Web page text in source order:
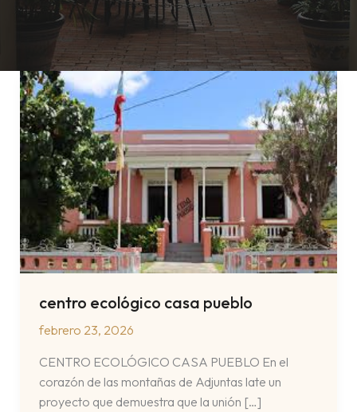
centro ecológico casa pueblo
febrero 23, 2026
CENTRO ECOLÓGICO CASA PUEBLO En el
corazón de las montañas de Adjuntas late un
proyecto que demuestra que la unión […]